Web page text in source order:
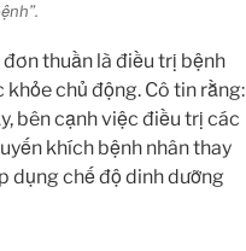
thuần là điều trị bệnh
chủ động. Cô tin rằng:
bên cạnh việc điều trị các
khích bệnh nhân thay
dụng chế độ dinh dưỡng